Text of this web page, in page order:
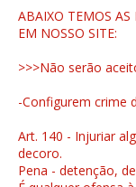
ABAIXO TEMOS AS
EM NOSSO SITE:
>>>Não serão
-Configurem crime
Art. 140 - Injuriar
decoro.
Pena - detenção,